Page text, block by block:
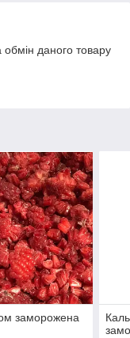
даного товару
заморожена